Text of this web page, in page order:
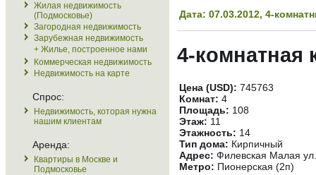
Жилая недвижимость
(Подмосковье)
Загородная недвижимость
Зарубежная недвижимость
+ Жилье, построенное нами
Коммерческая недвижимость
Недвижимость на карте
Спрос:
Недвижимость, которая нужна
нашим клиентам
Аренда:
Квартиры в Москве и
Подмосковье
Дата: 07.03.2012, 4-
4-комнатная
Цена (USD): 745763
Комнат: 4
Площадь: 108
Этаж: 11
Этажность: 14
Тип дома: Кирпичный
Адрес: Филевская Малая
Метро: Пионерская (2п)